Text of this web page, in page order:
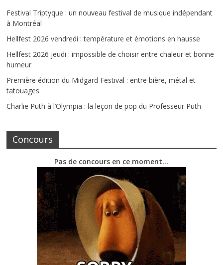
Festival Triptyque : un nouveau festival de musique indépendant
à Montréal
Hellfest 2026 vendredi : température et émotions en hausse
Hellfest 2026 jeudi : impossible de choisir entre chaleur et bonne
humeur
Première édition du Midgard Festival : entre bière, métal et
tatouages
Charlie Puth à l’Olympia : la leçon de pop du Professeur Puth
Concours
Pas de concours en ce moment…